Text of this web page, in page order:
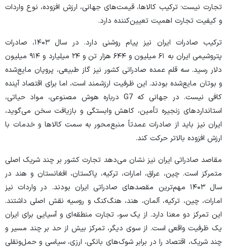
تجارت نیست؛ ترکیب کالاها، قیمت‌های جهانی، ارزش افزوده، نوع واردات
و کیفیت تجارت اهمیت تعیین‌کننده دارد.
ترکیب صادرات ایران نیز پیام روشنی دارد. در سال ۱۴۰۳، صادرات
پتروشیمی ایران به ۶۱ میلیون و ۶۴۴ هزار تن و ۲۴ میلیارد و ۹۱۴ میلیون
دلار رسید. سه قلم عمده صادراتی کشور نیز گاز طبیعی، پروپان مایع‌شده
و بوتان مایع‌شده بودند. این ظرفیت ارزشمند است، اما برای اقتصاد آینده
کافی نیست. در جهانی که G7 درباره هوش مصنوعی، مواد حیاتی،
استاندارد‌های زنجیره تأمین، کاهش وابستگی و بازیافت سخن می‌گوید،
ایران نیز باید از صادرات عمدتاً منبع‌محور به سمت کالا‌ها و خدمات با
ارزش افزوده بالاتر حرکت کند.
مقاصد صادراتی ایران نیز نشان می‌دهد تجارت کشور بر چند شریک اصلی
متمرکز است. چین، عراق، امارات، ترکیه، پاکستان، افغانستان و هند در
سال ۱۴۰۳ مهم‌ترین مقصد‌های صادراتی ایران بودند. در واردات نیز
امارات، چین، ترکیه، آلمان، هند، هنگ‌کنگ و روسیه نقش اصلی داشتند.
این تمرکز دو معنا دارد. از یک سو، تجارت منطقه‌ای و آسیایی برای ایران
یک ظرفیت واقعی است. از سوی دیگر، تمرکز بیش از حد بر چند مسیر و
چند شریک، اقتصاد را در برابر شوک‌های بانکی، ارزی، سیاسی و حمل‌ونقلی